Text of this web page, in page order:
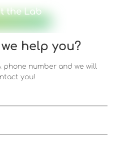
the Lab
help you?
phone number and we will
you!